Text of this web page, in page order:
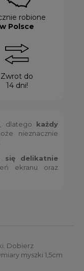
robione
w Polsce
Zwrot do
14 dni!
, dlatego każdy
nieznacznie
się delikatnie
ekranu oraz
Dobierz
myszki 1,5cm